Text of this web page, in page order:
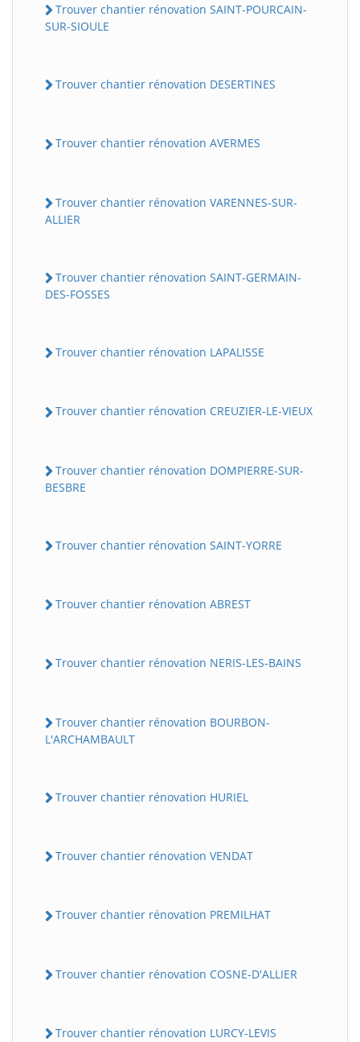
Trouver chantier rénovation SAINT-POURCAIN-
SUR-SIOULE
Trouver chantier rénovation DESERTINES
Trouver chantier rénovation AVERMES
Trouver chantier rénovation VARENNES-SUR-
ALLIER
Trouver chantier rénovation SAINT-GERMAIN-
DES-FOSSES
Trouver chantier rénovation LAPALISSE
Trouver chantier rénovation CREUZIER-LE-VIEUX
Trouver chantier rénovation DOMPIERRE-SUR-
BESBRE
Trouver chantier rénovation SAINT-YORRE
Trouver chantier rénovation ABREST
Trouver chantier rénovation NERIS-LES-BAINS
Trouver chantier rénovation BOURBON-
L'ARCHAMBAULT
Trouver chantier rénovation HURIEL
Trouver chantier rénovation VENDAT
Trouver chantier rénovation PREMILHAT
Trouver chantier rénovation COSNE-D'ALLIER
Trouver chantier rénovation LURCY-LEVIS